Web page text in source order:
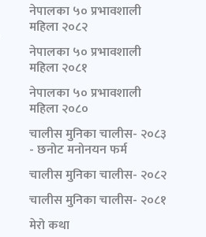
नेपालका ५० प्रभावशाली
महिला २०८२
नेपालका ५० प्रभावशाली
महिला २०८१
नेपालका ५० प्रभावशाली
महिला २०८०
चालीस मुनिका चालीस- २०८३
- छनोट मनोनयन फर्म
चालीस मुनिका चालीस- २०८२
चालीस मुनिका चालीस- २०८१
मेरो कथा